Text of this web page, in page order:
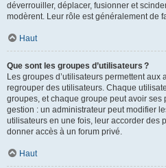
déverrouiller, déplacer, fusionner et
modèrent. Leur rôle est généralement de
Haut
Que sont les groupes d’utilisateurs ?
Les groupes d’utilisateurs permettent aux
regrouper des utilisateurs. Chaque
groupes, et chaque groupe peut avoir
gestion : un administrateur peut modifier
utilisateurs en une fois, leur accorder des
donner accès à un forum privé.
Haut